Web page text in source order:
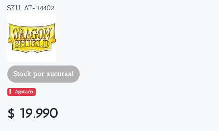
SKU: AT-34402
Stock por sucursal
Agotado.
$ 19.990